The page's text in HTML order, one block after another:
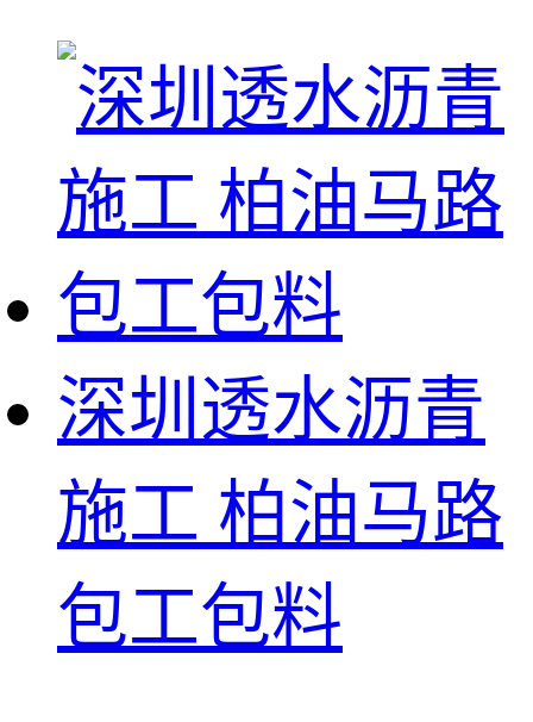
深圳透水沥青
施工 柏油马路
包工包料